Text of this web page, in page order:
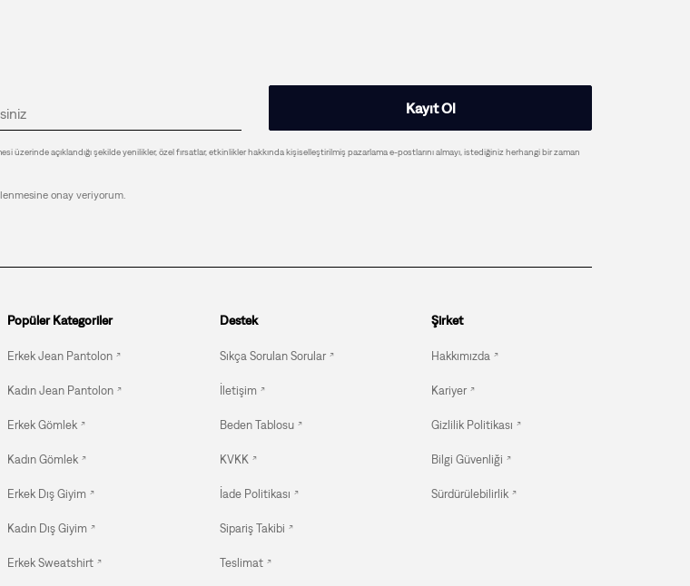
Kayıt Ol
üzerinde açıklandığı şekilde yenilikler, özel fırsatlar, etkinlikler hakkında kişiselleştirilmiş pazarlama e-postlarını almayı, istediğiniz herhangi bir zaman
onay veriyorum.
Popüler Kategoriler
Erkek Jean Pantolon
Kadın Jean Pantolon
Erkek Gömlek
Kadın Gömlek
Erkek Dış Giyim
Kadın Dış Giyim
Erkek Sweatshirt
Destek
Sıkça Sorulan Sorular
İletişim
Beden Tablosu
KVKK
İade Politikası
Sipariş Takibi
Teslimat
Şirket
Hakkımızda
Kariyer
Gizlilik Politikası
Bilgi Güvenliği
Sürdürülebilirlik